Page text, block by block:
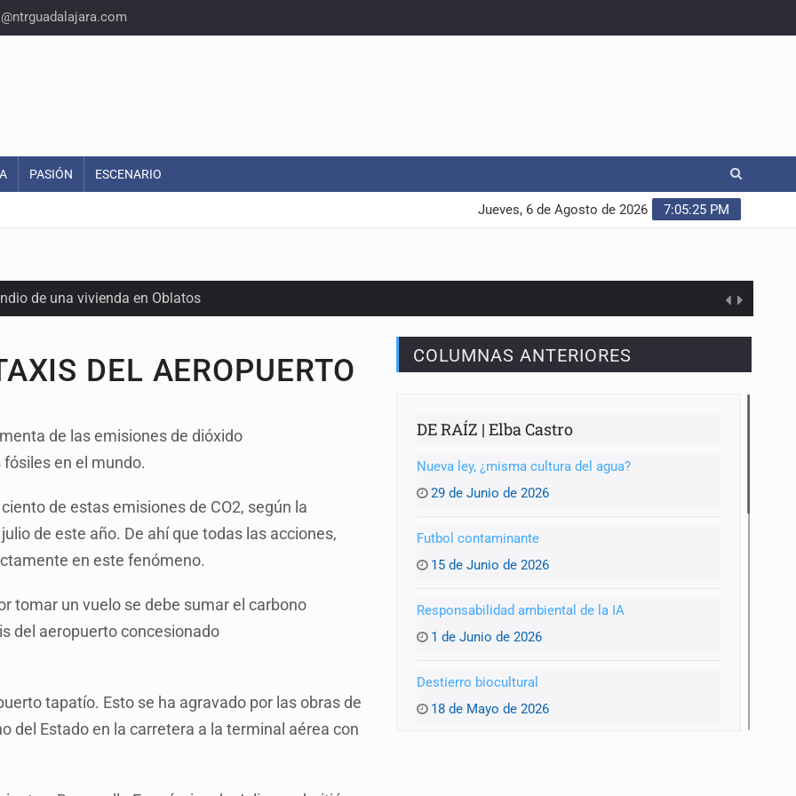
PASIÓN ESCENARIO
7:05:26 PM
Jueves, 6 de Agosto de 2026
de una vivienda en Oblatos
desaparecidos durante julio
y decomisan 2.5 toneladas de metanfetamina
Ángel Aguirre
para reactivar exportación de aguacate
DEL AEROPUERTO
de las emisiones de dióxido
en el mundo.
de estas emisiones de CO2, según la
de este año. De ahí que todas las acciones,
en este fenómeno.
tomar un vuelo se debe sumar el carbono
del aeropuerto concesionado
tapatío. Esto se ha agravado por las obras de
del Estado en la carretera a la terminal aérea con
COLUMNAS ANTERIORES
DE RAÍZ | Elba Castro
Nueva ley, ¿misma cultura del agua?
29 de Junio de 2026
Futbol contaminante
15 de Junio de 2026
Responsabilidad ambiental de la IA
1 de Junio de 2026
Destierro biocultural
18 de Mayo de 2026